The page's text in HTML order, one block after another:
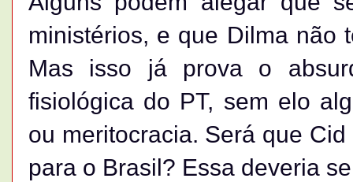
ministérios, e que Dilma não
Mas isso já prova o
fisiológica do PT, sem elo
ou meritocracia. Será que
para o Brasil? Essa deveria